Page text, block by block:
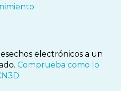
electrónicos a un
Comprueba como lo